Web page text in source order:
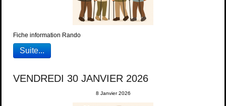
Fiche information Rando
Suite...
VENDREDI 30 JANVIER 2026
8 Janvier 2026